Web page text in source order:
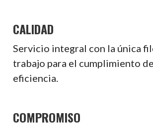
CALIDAD
Servicio integral con la única
trabajo para el cumplimiento
eficiencia.
COMPROMISO